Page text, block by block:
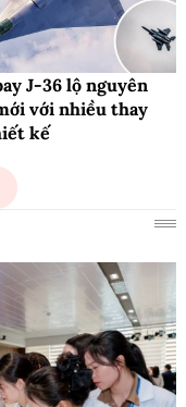
J-36 lộ nguyên
với nhiều thay
kế